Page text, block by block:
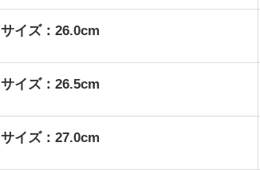
サイズ：26.0cm
サイズ：26.5cm
サイズ：27.0cm